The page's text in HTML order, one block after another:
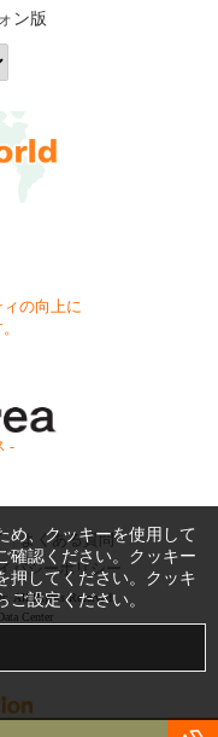
ン版
の向上に
-
よくある質問
バシーポリシー
All Rights Reserved.
Center
め、クッキーを使用して
確認ください。クッキー
押してください。クッキ
設定ください。